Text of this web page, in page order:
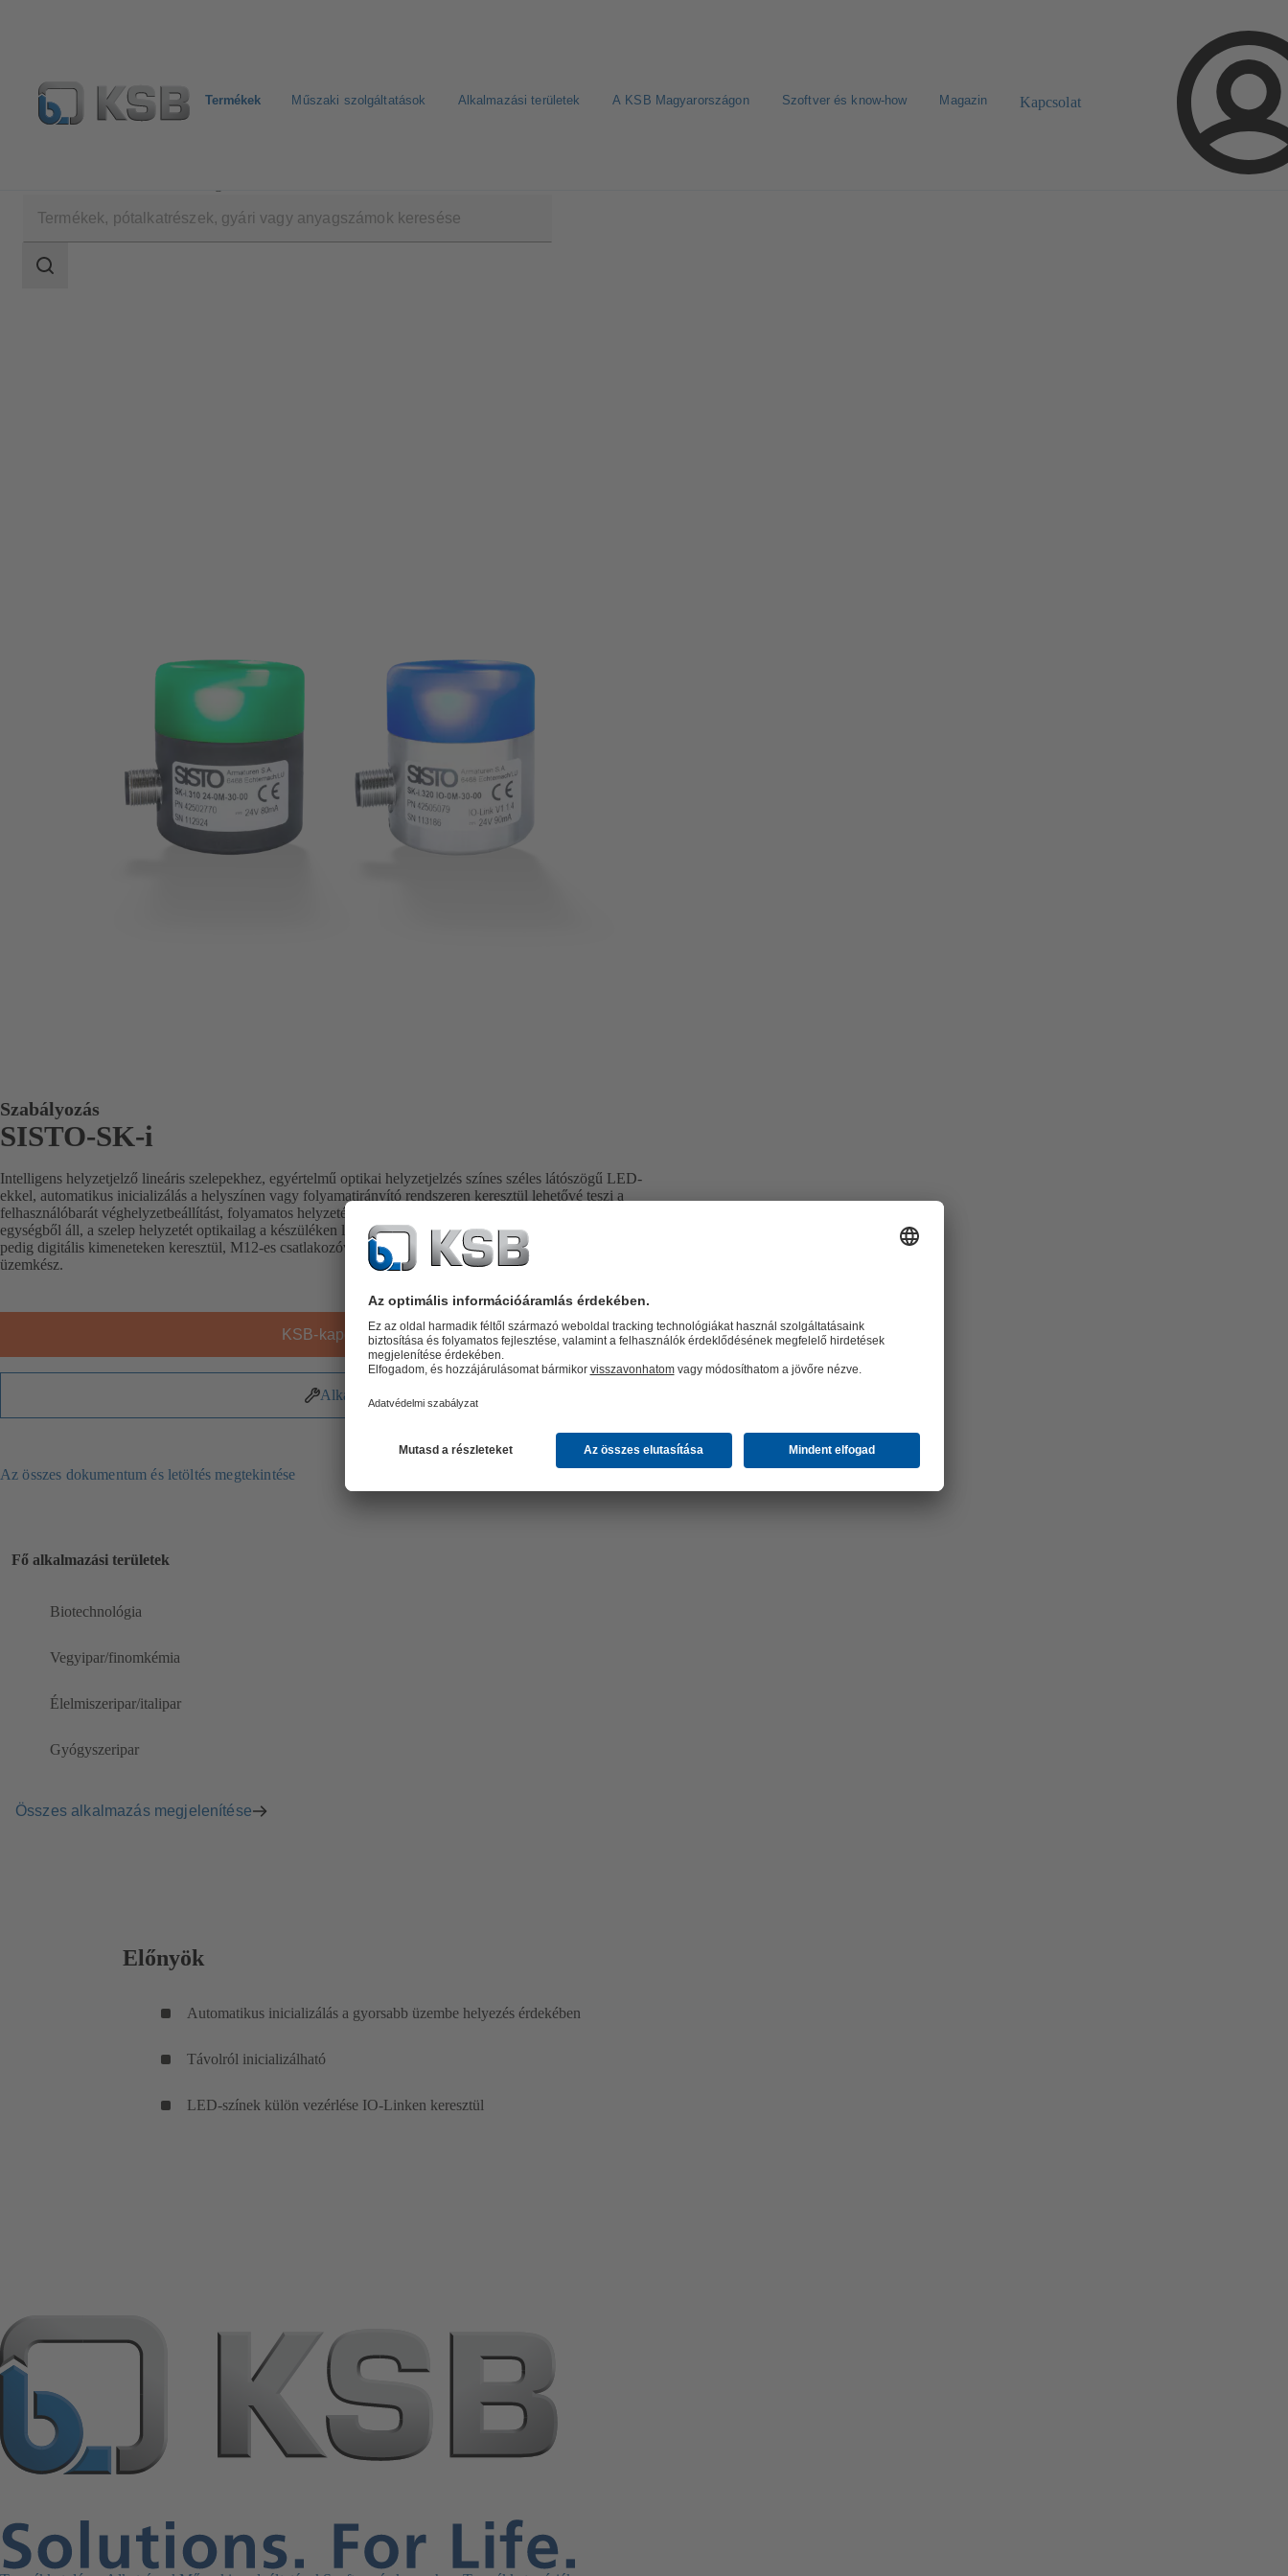
Termékek Műszaki szolgáltatások Alkalmazási területek A KSB Magyarországon Szoftver és know-how Magazin Kapcsolat
tartomány
Keresési
Szabályozás
SISTO-SK-i
Intelligens helyzetjelző lineáris szelepekhez, egyértelmű optikai helyzetjelzés színes széles látószögű LED-
ekkel, automatikus inicializálás a helyszínen vagy folyamatirányító rendszeren keresztül lehetővé teszi a
felhasználóbarát véghelyzetbeállítást, folyamatos helyzetérzékelésből és mikrokontroller alapú kiértékelő
egységből áll, a szelep helyzetét optikailag a készüléken lévő széles látószögű LED-ek jelzik, elektromosan
pedig digitális kimeneteken keresztül, M12-es csatlakozóval csatlakoztatható, inicializálás után azonnal
üzemkész.
KSB-kapcsolat
Alkatrészek
Az összes dokumentum és letöltés megtekintése
Fő alkalmazási területek
Biotechnológia
Vegyipar/finomkémia
Élelmiszeripar/italipar
Gyógyszeripar
Összes alkalmazás megjelenítése
Előnyök
Automatikus inicializálás a gyorsabb üzembe helyezés érdekében
Távolról inicializálható
LED-színek külön vezérlése IO-Linken keresztül